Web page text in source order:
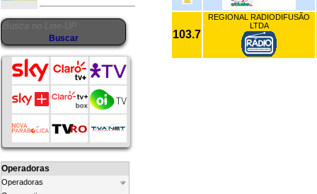
Operadoras
Operadoras
103.7
REGIONAL RADIODIFUSÃO
LTDA